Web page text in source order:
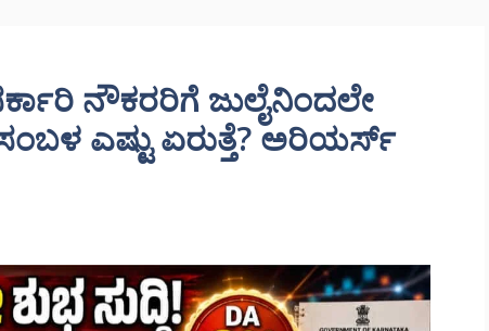
ನೌಕರರಿಗೆ ಜುಲೈನಿಂದಲೇ
ಎಷ್ಟು ಏರುತ್ತೆ? ಅರಿಯರ್ಸ್